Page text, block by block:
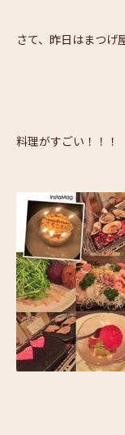
さて、昨日はまつげ
料理がすごい！！！